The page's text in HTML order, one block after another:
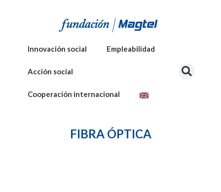
Innovación social Empleabilidad
Acción social
Cooperación internacional
FIBRA ÓPTICA